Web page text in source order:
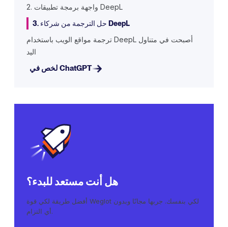
2. واجهة برمجة تطبيقات DeepL
3. حل الترجمة من شركاء DeepL
ترجمة مواقع الويب باستخدام DeepL أصبحت في متناول
اليد
لخص في ChatGPT
هل أنت مستعد للبدء؟
أفضل طريقة لكي قوة Weglot لكي بنفسك. جربها مجانًا وبدون
أي التزام.